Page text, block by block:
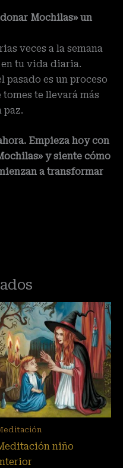
Mochilas» un
veces a la semana
tu vida diaria.
pasado es un proceso
te llevará más
paz.
Empieza hoy con
y siente cómo
a transformar
niño